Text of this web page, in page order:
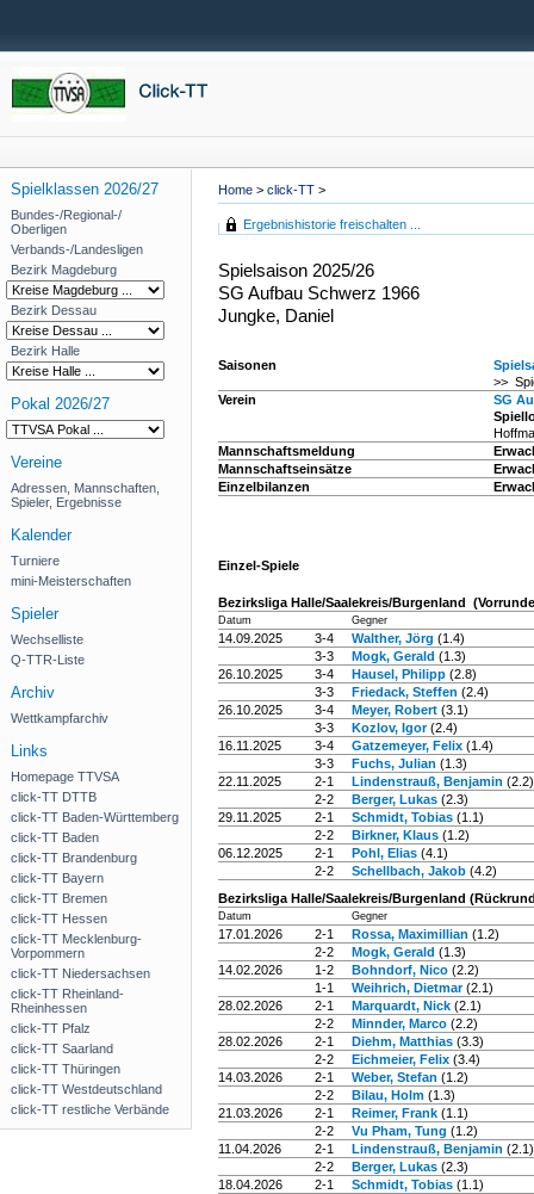
Home > click-TT >
Spielklassen 2026/27
Bundes-/Regional-/
Oberligen
Verbands-/Landesligen
Bezirk Magdeburg
Bezirk Dessau
Bezirk Halle
Pokal 2026/27
Vereine
Adressen, Mannschaften,
Spieler, Ergebnisse
Kalender
Turniere
mini-Meisterschaften
Spieler
Wechselliste
Q-TTR-Liste
Archiv
Wettkampfarchiv
Links
Homepage TTVSA
click-TT DTTB
click-TT Baden-Württemberg
click-TT Baden
click-TT Brandenburg
click-TT Bayern
click-TT Bremen
click-TT Hessen
click-TT Mecklenburg-
Vorpommern
click-TT Niedersachsen
click-TT Rheinland-
Rheinhessen
click-TT Pfalz
click-TT Saarland
click-TT Thüringen
click-TT Westdeutschland
click-TT restliche Verbände
Ergebnishistorie freischalten ...
Spielsaison 2025/26
SG Aufbau Schwerz 1966
Jungke, Daniel
Saisonen
>>
Verein
SG
Mannschaftsmeldung
Mannschaftseinsätze
Einzelbilanzen
Einzel-Spiele
Bezirksliga Halle/Saalekreis/Burgenland
Datum Gegner
14.09.2025 3-4 Walther, Jörg (1.4)
3-3
Mogk, Gerald (1.3)
26.10.2025
3-4 Hausel, Philipp (2.8)
3-3
Friedack, Steffen (2.4)
26.10.2025
3-4 Meyer, Robert (3.1)
3-3
Kozlov, Igor(2.4)
16.11.2025
3-4 Gatzemeyer, Felix (1.4)
3-3
Fuchs, Julian (1.3)
22.11.2025
2-1 Lindenstrauß, Benjamin (2.2)
2-2
Berger, Lukas (2.3)
29.11.2025
2-1 Schmidt, Tobias (1.1)
2-2
Birkner, Klaus (1.2)
06.12.2025
2-1 Pohl, Elias (4.1)
2-2
Schellbach, Jakob (4.2)
Bezirksliga Halle/Saalekreis/Burgenland
Datum Gegner
17.01.2026 2-1 Rossa, Maximillian (1.2)
2-2
Mogk, Gerald (1.3)
14.02.2026
1-2 Bohndorf, Nico (2.2)
1-1
Weihrich, Dietmar(2.1)
28.02.2026
2-1 Marquardt, Nick (2.1)
2-2
Minnder, Marco (2.2)
28.02.2026
2-1 Diehm, Matthias (3.3)
2-2
Eichmeier, Felix (3.4)
14.03.2026
2-1 Weber, Stefan (1.2)
2-2
Bilau, Holm (1.3)
21.03.2026
2-1 Reimer, Frank (1.1)
2-2
Vu Pham, Tung (1.2)
11.04.2026
2-1 Lindenstrauß, Benjamin (2.1)
2-2
Berger, Lukas (2.3)
18.04.2026
2-1 Schmidt, Tobias (1.1)